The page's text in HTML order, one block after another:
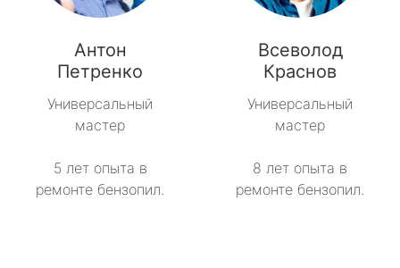
Антон
Петренко
Универсальный
мастер
5 лет опыта в
ремонте бензопил.
Всеволод
Краснов
Универсальный
мастер
8 лет опыта в
ремонте бензопил.